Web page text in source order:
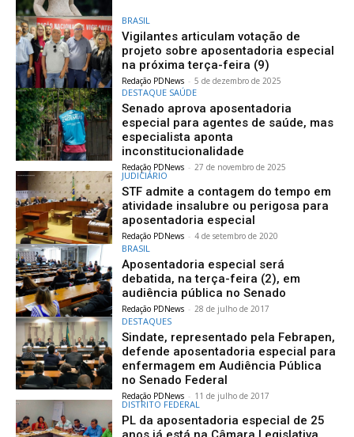
BRASIL
Vigilantes articulam votação de
projeto sobre aposentadoria especial
na próxima terça-feira (9)
Redação PDNews - 5 de dezembro de 2025
DESTAQUE SAÚDE
Senado aprova aposentadoria
especial para agentes de saúde, mas
especialista aponta
inconstitucionalidade
Redação PDNews - 27 de novembro de 2025
JUDICIÁRIO
STF admite a contagem do tempo em
atividade insalubre ou perigosa para
aposentadoria especial
Redação PDNews - 4 de setembro de 2020
BRASIL
Aposentadoria especial será
debatida, na terça-feira (2), em
audiência pública no Senado
Redação PDNews - 28 de julho de 2017
DESTAQUES
Sindate, representado pela Febrapen,
defende aposentadoria especial para
enfermagem em Audiência Pública
no Senado Federal
Redação PDNews - 11 de julho de 2017
DISTRITO FEDERAL
PL da aposentadoria especial de 25